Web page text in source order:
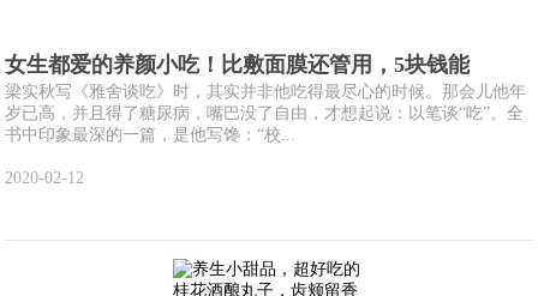
女生都爱的养颜小吃！比敷面膜还管用，5块钱能
梁实秋写《雅舍谈吃》时，其实并非他吃得最尽心的时候。那会儿他年
岁已高，并且得了糖尿病，嘴巴没了自由，才想起说：以笔谈“吃”。全
书中印象最深的一篇，是他写馋：“校...
2020-02-12